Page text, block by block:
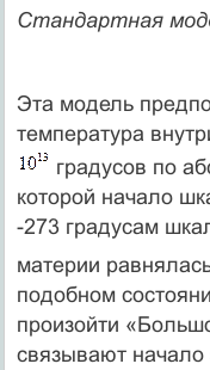
Стандартная
Эта модель
температура
градусов по
которой начало
-273 градусам
материи
подобном
произойти
связывают